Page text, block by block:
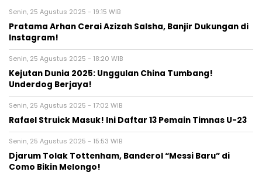
Senin, 25 Agustus 2025 - 19:15 WIB
Pratama Arhan Cerai Azizah Salsha, Banjir Dukungan di
Instagram!
Senin, 25 Agustus 2025 - 18:20 WIB
Kejutan Dunia 2025: Unggulan China Tumbang!
Underdog Berjaya!
Senin, 25 Agustus 2025 - 17:02 WIB
Rafael Struick Masuk! Ini Daftar 13 Pemain Timnas U-23
Senin, 25 Agustus 2025 - 15:53 WIB
Djarum Tolak Tottenham, Banderol “Messi Baru” di
Como Bikin Melongo!